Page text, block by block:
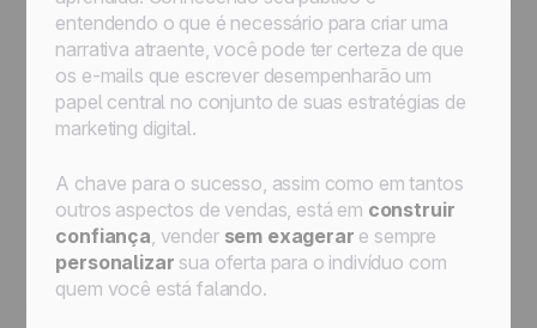
entendendo o que é necessário para criar uma
narrativa atraente, você pode ter certeza de que
os e-mails que escrever desempenharão um
papel central no conjunto de suas estratégias de
marketing digital.
A chave para o sucesso, assim como em tantos
outros aspectos de vendas, está em construir
confiança, vender sem exagerar e sempre
personalizar sua oferta para o indivíduo com
quem você está falando.